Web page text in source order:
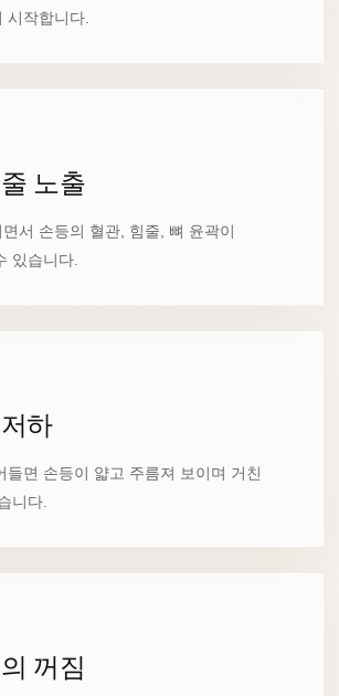
시작합니다.
노출
서 손등의 혈관, 힘줄, 뼈 윤곽이
있습니다.
하
들면 손등이 얇고 주름져 보이며 거친
니다.
꺼짐